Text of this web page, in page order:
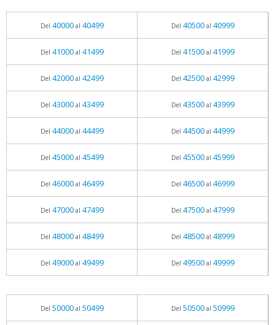
Del 40000al 40499 Del 40500al 40999
Del 41000al 41499 Del 41500al 41999
Del 42000al 42499 Del 42500al 42999
Del 43000al 43499 Del 43500al 43999
Del 44000al 44499 Del 44500al 44999
Del 45000al 45499 Del 45500al 45999
Del 46000al 46499 Del 46500al 46999
Del 47000al 47499 Del 47500al 47999
Del 48000al 48499 Del 48500al 48999
Del 49000al 49499 Del 49500al 49999
Del 50000al 50499 Del 50500al 50999